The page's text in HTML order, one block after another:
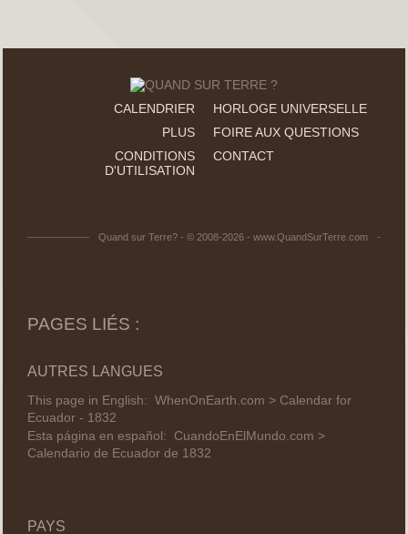
CALENDRIER
HORLOGE UNIVERSELLE
PLUS
FOIRE AUX QUESTIONS
CONDITIONS
D'UTILISATION
CONTACT
Quand sur Terre? - © 2008-2026 - www.QuandSurTerre.com
PAGES LIÉS :
AUTRES LANGUES
This page in English: WhenOnEarth.com > Calendar for
Ecuador - 1832
Esta página en español: CuandoEnElMundo.com >
Calendario de Ecuador de 1832
PAYS